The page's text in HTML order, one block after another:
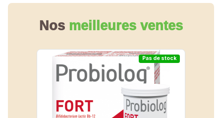
Nos meilleures ventes
Pas de stock